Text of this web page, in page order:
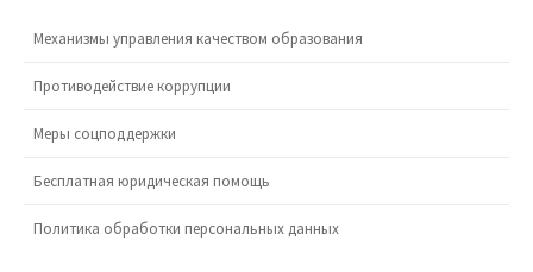
Механизмы управления качеством образования
Противодействие коррупции
Меры соцподдержки
Бесплатная юридическая помощь
Политика обработки персональных данных